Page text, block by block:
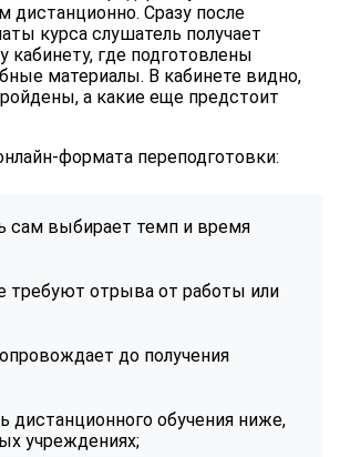
дистанционно. Сразу после
курса слушатель получает
кабинету, где подготовлены
материалы. В кабинете видно,
а какие еще предстоит
формата переподготовки:
сам выбирает темп и время
требуют отрыва от работы или
до получения
дистанционного обучения ниже,
учреждениях;